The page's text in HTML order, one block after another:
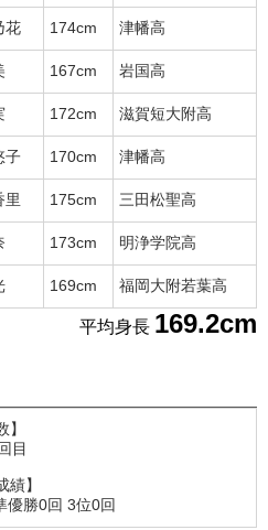
花 174cm 津幡高
167cm 岩国高
172cm 滋賀短大附高
子 170cm 津幡高
里 175cm 三田松聖高
173cm 明浄学院高
169cm 福岡大附若葉高
平均身長 169.2cm
】
目
績】
優勝0回 3位0回